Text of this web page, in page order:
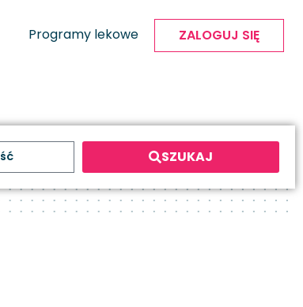
Programy lekowe ZALOGUJ SIĘ
SZUKAJ